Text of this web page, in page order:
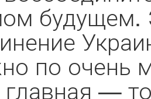
будущем.
по очень
—